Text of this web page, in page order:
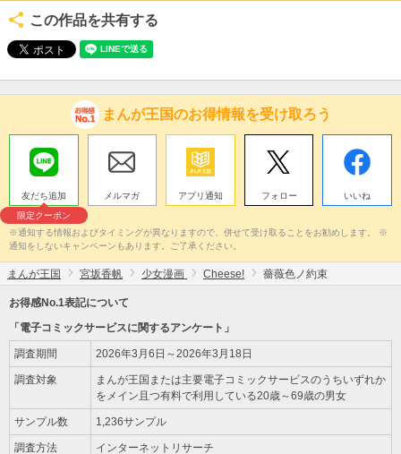
この作品を共有する
まんが王国のお得情報を受け取ろう
友だち追加
限定クーポン
メルマガ アプリ通知 フォロー いいね
※通知する情報およびタイミングが異なりますので、併せて受け取ることをお勧めします。 ※
通知をしないキャンペーンもあります。ご了承ください。
まんが王国 宮坂香帆 少女漫画 Cheese! 薔薇色ノ約束
お得感No.1表記について
「電子コミックサービスに関するアンケート」
調査期間 2026年3月6日～2026年3月18日
調査対象
まんが王国または主要電子コミックサービスのうちいずれか
をメイン且つ有料で利用している20歳～69歳の男女
サンプル数 1,236サンプル
調査方法 インターネットリサーチ